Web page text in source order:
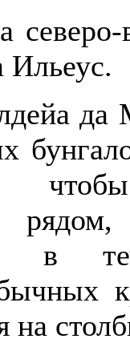
Ильеус.
да
в
на